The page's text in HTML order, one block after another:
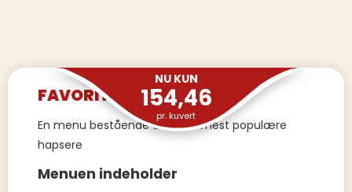
NU KUN
154,46
pr. kuvert
FAVORITHAPSERE
En menu bestående af vores mest populære
hapsere
Menuen indeholder